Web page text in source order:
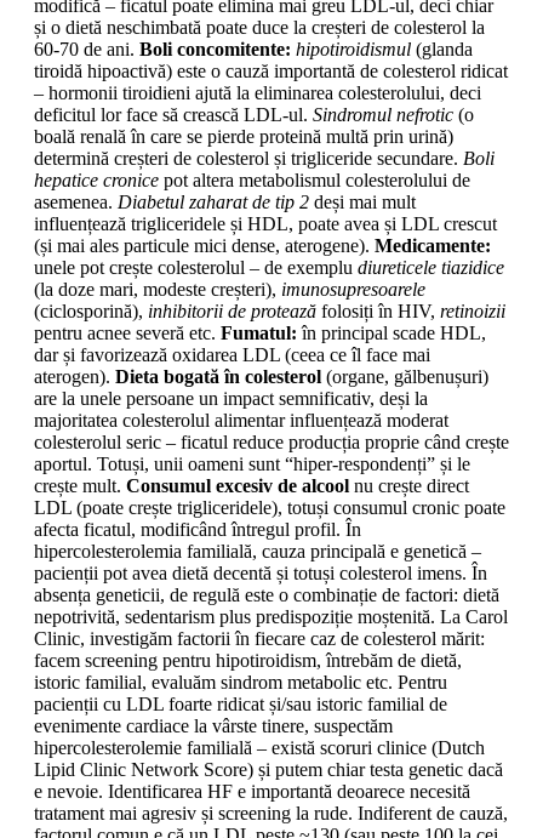
modifică – ficatul poate elimina mai greu LDL-ul, deci chiar
și o dietă neschimbată poate duce la creșteri de colesterol la
60-70 de ani. Boli concomitente: hipotiroidismul (glanda
tiroidă hipoactivă) este o cauză importantă de colesterol ridicat
– hormonii tiroidieni ajută la eliminarea colesterolului, deci
deficitul lor face să crească LDL-ul. Sindromul nefrotic (o
boală renală în care se pierde proteină multă prin urină)
determină creșteri de colesterol și trigliceride secundare. Boli
hepatice cronice pot altera metabolismul colesterolului de
asemenea. Diabetul zaharat de tip 2 deși mai mult
influențează trigliceridele și HDL, poate avea și LDL crescut
(și mai ales particule mici dense, aterogene). Medicamente:
unele pot crește colesterolul – de exemplu diureticele tiazidice
(la doze mari, modeste creșteri), imunosupresoarele
(ciclosporină), inhibitorii de protează folosiți în HIV, retinoizii
pentru acnee severă etc. Fumatul: în principal scade HDL,
dar și favorizează oxidarea LDL (ceea ce îl face mai
aterogen). Dieta bogată în colesterol (organe, gălbenușuri)
are la unele persoane un impact semnificativ, deși la
majoritatea colesterolul alimentar influențează moderat
colesterolul seric – ficatul reduce producția proprie când crește
aportul. Totuși, unii oameni sunt “hiper-respondenți” și le
crește mult. Consumul excesiv de alcool nu crește direct
LDL (poate crește trigliceridele), totuși consumul cronic poate
afecta ficatul, modificând întregul profil. În
hipercolesterolemia familială, cauza principală e genetică –
pacienții pot avea dietă decentă și totuși colesterol imens. În
absența geneticii, de regulă este o combinație de factori: dietă
nepotrivită, sedentarism plus predispoziție moștenită. La Carol
Clinic, investigăm factorii în fiecare caz de colesterol mărit:
facem screening pentru hipotiroidism, întrebăm de dietă,
istoric familial, evaluăm sindrom metabolic etc. Pentru
pacienții cu LDL foarte ridicat și/sau istoric familial de
evenimente cardiace la vârste tinere, suspectăm
hipercolesterolemie familială – există scoruri clinice (Dutch
Lipid Clinic Network Score) și putem chiar testa genetic dacă
e nevoie. Identificarea HF e importantă deoarece necesită
tratament mai agresiv și screening la rude. Indiferent de cauză,